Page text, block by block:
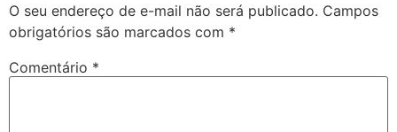
O seu endereço de e-mail não será publicado. Campos
obrigatórios são marcados com *
Comentário *